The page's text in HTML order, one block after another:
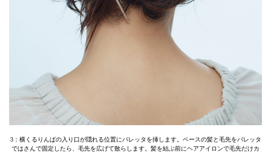
3：横くるりんぱの入り口が隠れる位置にバレッタを挿します。ベースの髪と毛先をバレッタ
ではさんで固定したら、毛先を広げて散らします。髪を結ぶ前にヘアアイロンで毛先だけカ